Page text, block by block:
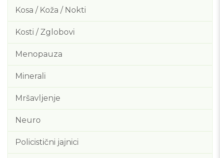
Kosa / Koža / Nokti
Kosti / Zglobovi
Menopauza
Minerali
Mršavljenje
Neuro
Policistični jajnici